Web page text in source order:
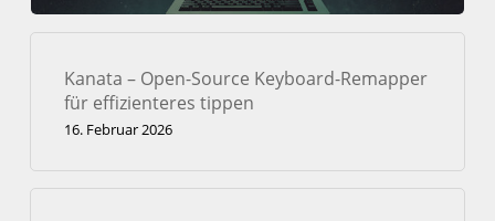
Kanata – Open-Source Keyboard-Remapper
für effizienteres tippen
16. Februar 2026